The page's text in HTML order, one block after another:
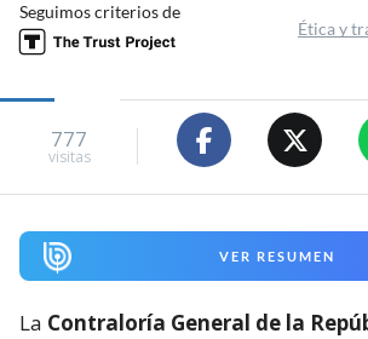
Seguimos criterios de
Ética y
777
visitas
VER RESUMEN
La Contraloría General de la